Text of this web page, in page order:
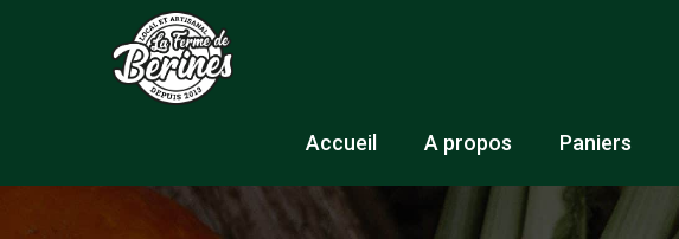
Accueil A propos Paniers